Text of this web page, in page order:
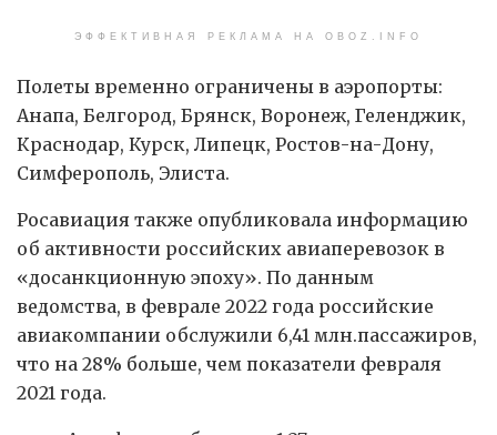
ЭФФЕКТИВНАЯ РЕКЛАМА НА OBOZ.INFO
Полеты временно ограничены в аэропорты:
Анапа, Белгород, Брянск, Воронеж, Геленджик,
Краснодар, Курск, Липецк, Ростов-на-Дону,
Симферополь, Элиста.
Росавиация также опубликовала информацию
об активности российских авиаперевозок в
«досанкционную эпоху». По данным
ведомства, в феврале 2022 года российские
авиакомпании обслужили 6,41 млн.пассажиров,
что на 28% больше, чем показатели февраля
2021 года.